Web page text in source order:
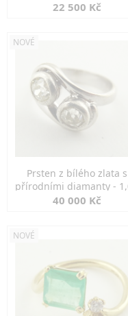
22 500 Kč
NOVÉ
Prsten z bílého zlata s
přírodními diamanty -
ct
40 000 Kč
NOVÉ